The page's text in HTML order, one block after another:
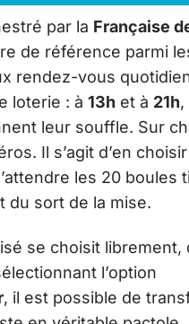
par la Française
de référence parmi
rendez-vous
loterie : à 13h et à 21h,
leur souffle. Sur
Il s’agit d’en
les 20 boules
du sort de la mise.
se choisit librement,
l’option
, il est possible de